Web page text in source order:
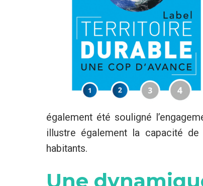
également été souligné
illustre également la capacité
habitants.
Une